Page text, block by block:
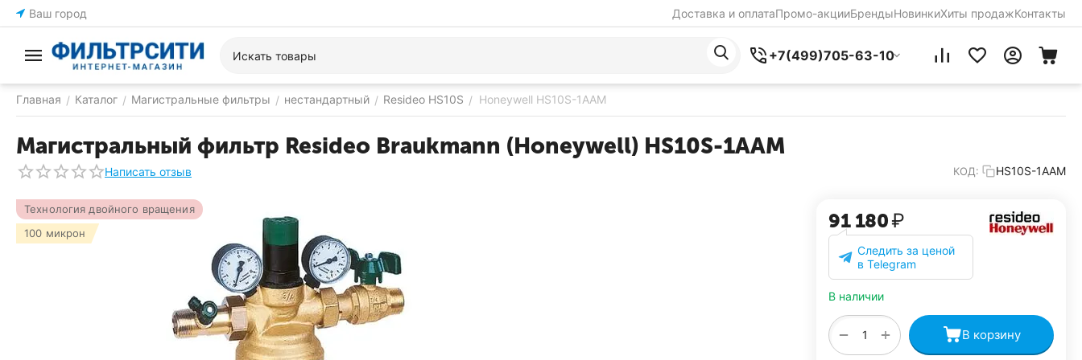
Ваш город Доставка и оплатаПромо-акцииБрендыНовинкиХиты продажКонтакты
+7(499)705-63-10
Главная / Каталог / Магистральные фильтры / нестандартный / Resideo HS10S / Honeywell HS10S-1AAM
Магистральный фильтр Resideo Braukmann (Honeywell) HS10S-1AAM
Написать отзыв КОД: HS10S-1AAM
Технология двойного вращения
100 микрон
91 180₽
Следить за ценой
в Telegram
В наличии
+
− В корзину